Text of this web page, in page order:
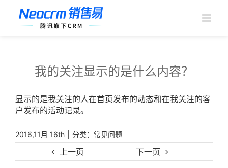
上一页 下一页
我的关注显示的是什么内容？
显示的是我关注的人在首页发布的动态和在我关注的客
户发布的活动记录。
2016,11月 16th 分类： 常见问题